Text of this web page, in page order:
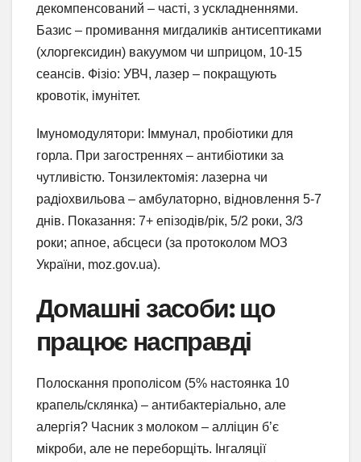
декомпенсований – часті, з ускладненнями.
Базис – промивання мигдаликів антисептиками
(хлоргексидин) вакуумом чи шприцом, 10-15
сеансів. Фізіо: УВЧ, лазер – покращують
кровотік, імунітет.
Імуномодулятори: Іммунал, пробіотики для
горла. При загостреннях – антибіотики за
чутливістю. Тонзилектомія: лазерна чи
радіохвильова – амбулаторно, відновлення 5-7
днів. Показання: 7+ епізодів/рік, 5/2 роки, 3/3
роки; апное, абсцеси (за протоколом МОЗ
України, moz.gov.ua).
Домашні засоби: що
працює насправді
Полоскання прополісом (5% настоянка 10
крапель/склянка) – антибактеріально, але
алергія? Часник з молоком – алліцин б’є
мікроби, але не переборщіть. Інгаляції